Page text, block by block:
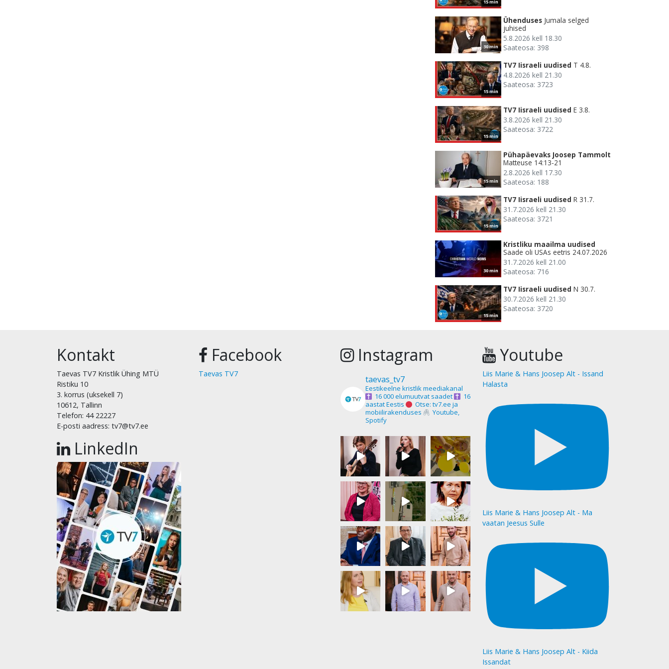
15 min
30 min
Ühenduses Jumala selged
juhised
5.8.2026 kell 18.30
Saateosa: 398
15 min
TV7 Iisraeli uudised T 4.8.
4.8.2026 kell 21.30
Saateosa: 3723
15 min
TV7 Iisraeli uudised E 3.8.
3.8.2026 kell 21.30
Saateosa: 3722
15 min
Pühapäevaks Joosep Tammolt
Matteuse 14:13-21
2.8.2026 kell 17.30
Saateosa: 188
15 min
TV7 Iisraeli uudised R 31.7.
31.7.2026 kell 21.30
Saateosa: 3721
30 min
Kristliku maailma uudised
Saade oli USAs eetris 24.07.2026
31.7.2026 kell 21.00
Saateosa: 716
15 min
TV7 Iisraeli uudised N 30.7.
30.7.2026 kell 21.30
Saateosa: 3720
Kontakt
Taevas TV7 Kristlik Ühing MTÜ
Ristiku 10
3. korrus (uksekell 7)
10612, Tallinn
Telefon: 44 22227
E-posti aadress: tv7@tv7.ee
LinkedIn
Facebook
Taevas TV7
Instagram
taevas_tv7
Eestikeelne kristlik meediakanal
16 000 elumuutvat saadet
16
aastat Eestis
Otse: tv7.ee ja
mobiilirakenduses
Youtube,
Spotify
Youtube
Liis Marie & Hans Joosep Alt - Issand
Halasta
Liis Marie & Hans Joosep Alt - Ma
vaatan Jeesus Sulle
Liis Marie & Hans Joosep Alt - Kiida
Issandat